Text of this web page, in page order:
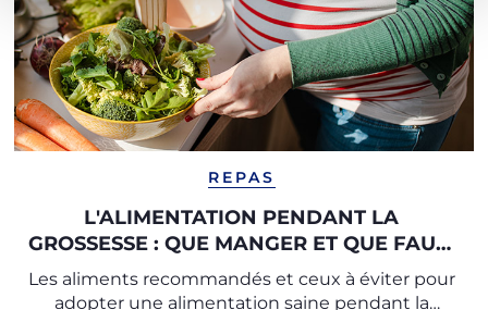
REPAS
L'ALIMENTATION PENDANT LA
GROSSESSE : QUE MANGER ET QUE FAUT-
IL ÉVITER ?
Les aliments recommandés et ceux à éviter pour
adopter une alimentation saine pendant la